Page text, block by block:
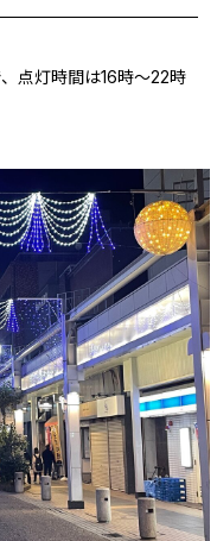
点灯時間は16時～22時